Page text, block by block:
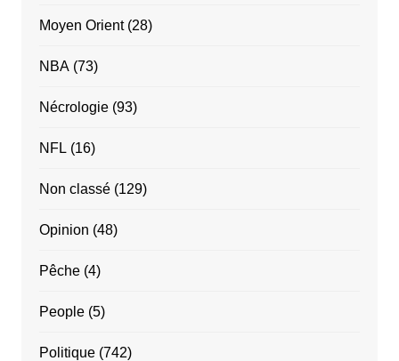
Moyen Orient(28)
NBA(73)
Nécrologie(93)
NFL (16)
Non classé(129)
Opinion (48)
Pêche(4)
People(5)
Politique(742)